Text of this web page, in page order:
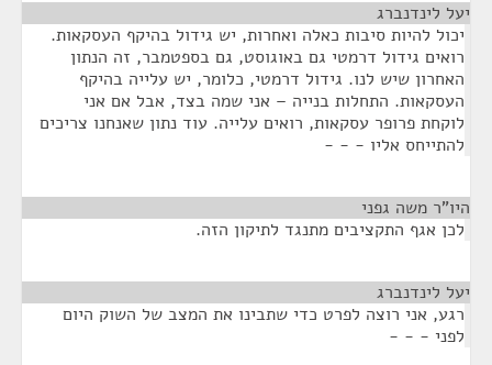
יעל לינדנברג
יכול להיות סיבות כאלה ואחרות, יש גידול בהיקף העסקאות.
רואים גידול דרמטי גם באוגוסט, גם בספטמבר, זה הנתון
האחרון שיש לנו. גידול דרמטי, כלומר, יש עלייה בהיקף
העסקאות. התחלות בנייה – אני שמה בצד, אבל אם אני
לוקחת פרופר עסקאות, רואים עלייה. עוד נתון שאנחנו צריכים
להתייחס אליו - - -
היו"ר משה גפני
לכן אגף התקציבים מתנגד לתיקון הזה.
יעל לינדנברג
רגע, אני רוצה לפרט כדי שתבינו את המצב של השוק היום
לפני - - -